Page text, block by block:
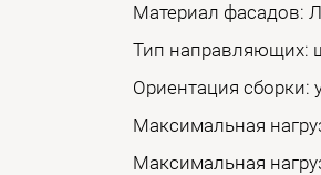
Материал фасадов:
Тип направляющих:
Ориентация сборки:
Максимальная
Максимальная